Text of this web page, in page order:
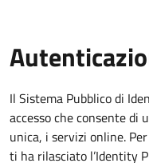
Il Sistema Pubblico di
accesso che consente
unica, i servizi online.
ti ha rilasciato l’Identity